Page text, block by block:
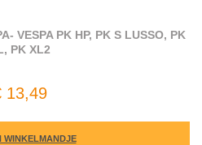
VESPA PK HP, PK S LUSSO, PK
PK XL2
13,49
WINKELMANDJE